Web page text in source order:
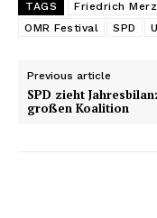
TAGS Friedrich Merz
OMR Festival
SPD
Previous article
SPD zieht
großen Koalition